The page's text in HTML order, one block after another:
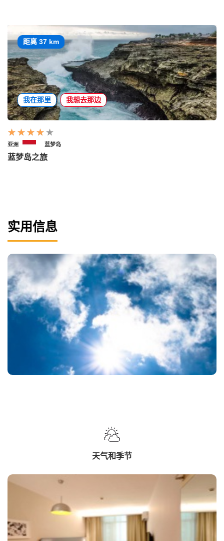
距离 37 km
我在那里 我想去那边
亚洲 蓝梦岛
蓝梦岛之旅
实用信息
天气和季节